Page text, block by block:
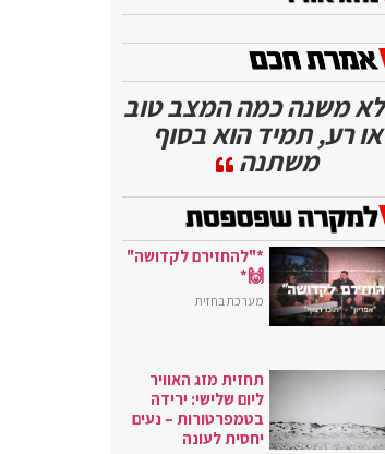
לא משנה כמה המצב טוב
או רע, תמיד הוא בסוף
משתנה
*"להחזירם לקדושה"
🙌*
מערכת בחזית
תחזית מזג האוויר
ליום שלישי: ירידה
בטמפרטורות – נעים
יחסית לעונה